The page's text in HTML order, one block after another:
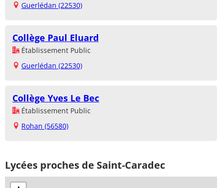
Guerlédan (22530)
Collège Paul Eluard
Établissement Public
Guerlédan (22530)
Collège Yves Le Bec
Établissement Public
Rohan (56580)
Lycées proches de Saint-Caradec